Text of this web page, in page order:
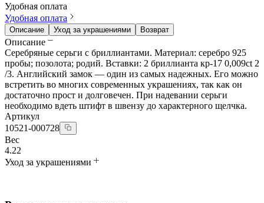
Удобная оплата
Удобная оплата
Описание Уход за украшениями Возврат
Описание
Серебряные серьги с бриллиантами. Материал: серебро 925
пробы; позолота; родий. Вставки: 2 бриллианта кр-17 0,009ct 2
/3. Английский замок — один из самых надежных. Его можно
встретить во многих современных украшениях, так как он
достаточно прост и долговечен. При надевании серьги
необходимо вдеть штифт в швензу до характерного щелчка.
Артикул
10521-000728
Вес
4.22
Уход за украшениями